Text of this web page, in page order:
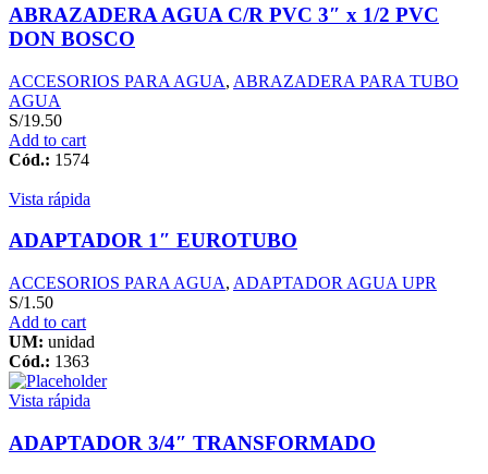
ABRAZADERA AGUA C/R PVC 3″ x 1/2 PVC
DON BOSCO
ACCESORIOS PARA AGUA, ABRAZADERA PARA TUBO
AGUA
S/19.50
Add to cart
Cód.: 1574
Vista rápida
ADAPTADOR 1″ EUROTUBO
ACCESORIOS PARA AGUA, ADAPTADOR AGUA UPR
S/1.50
Add to cart
UM: unidad
Cód.: 1363
Vista rápida
ADAPTADOR 3/4″ TRANSFORMADO